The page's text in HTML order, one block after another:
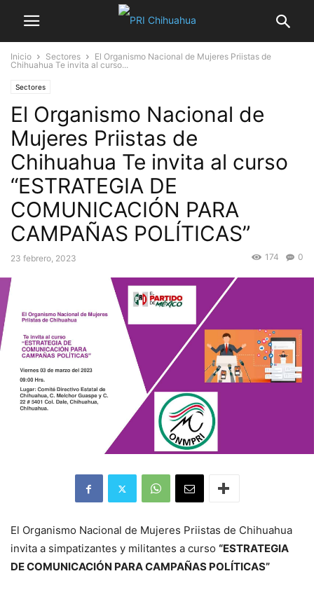
Inicio Sectores
El Organismo Nacional de Mujeres Priistas de
Chihuahua Te invita al curso...
Sectores
El Organismo Nacional de
Mujeres Priistas de
Chihuahua Te invita al curso
“ESTRATEGIA DE
COMUNICACIÓN PARA
CAMPAÑAS POLÍTICAS”
23 febrero, 2023 0
174
El Organismo Nacional de Mujeres Priistas de Chihuahua
invita a simpatizantes y militantes a curso “ESTRATEGIA
DECOMUNICACIÓN PARACAMPAÑAS POLÍTICAS”